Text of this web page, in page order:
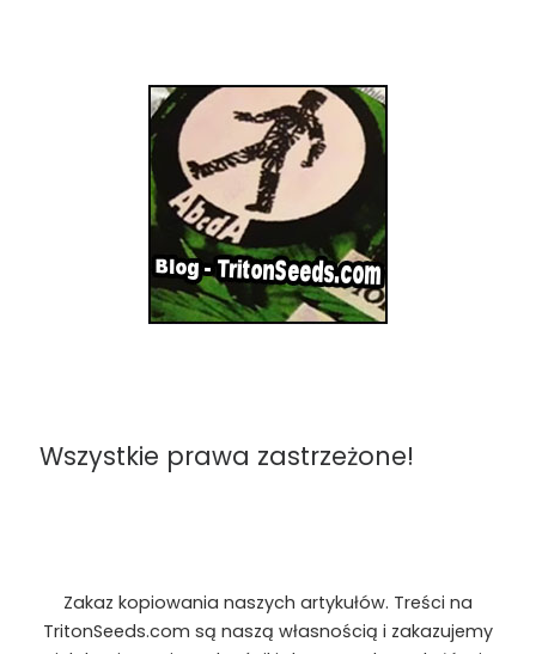
Wszystkie prawa zastrzeżone!
Zakaz kopiowania naszych artykułów. Treści na
TritonSeeds.com są naszą własnością i zakazujemy